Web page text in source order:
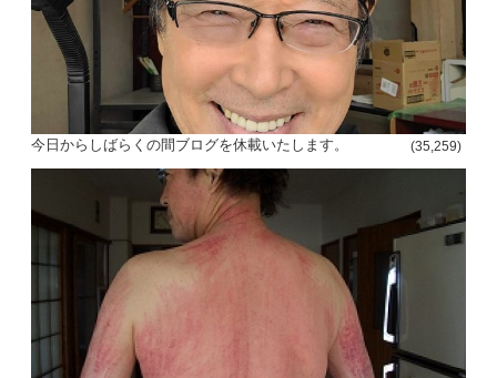
今日からしばらくの間ブログを休載いたします。 (35,259)